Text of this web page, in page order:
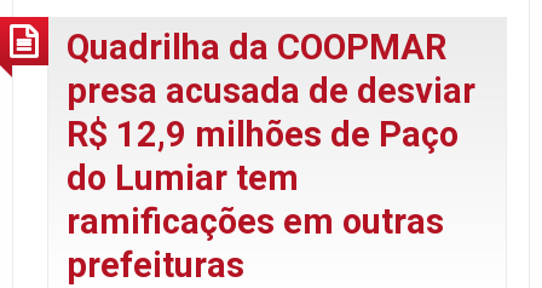
Quadrilha da COOPMAR
presa acusada de desviar
R$ 12,9 milhões de Paço
do Lumiar tem
ramificações em outras
prefeituras